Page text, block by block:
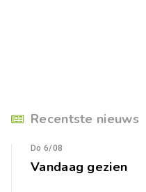
Recentste nieuws
Do 6/08
Vandaag gezien